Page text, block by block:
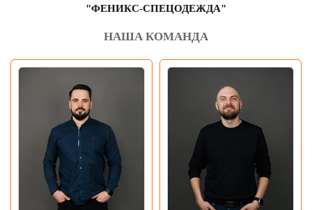
"ФЕНИКС-СПЕЦОДЕЖДА"
НАША КОМАНДА